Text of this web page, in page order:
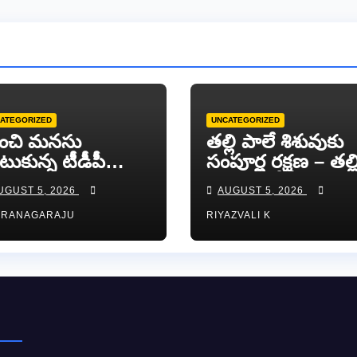
మనసు
టీడీపీ
నాయకుడు
సుందర్ రెడ్డి.
5, 2026
UNCATEGORIZED
తల్లి పాలే శిశువుకు
సంపూర్ణ రక్షణ –
పాల వారోత్సవాల
సందర్భంగా
ర్యాలీ…
AUGUST 5, 2026
RIYAZVALI K